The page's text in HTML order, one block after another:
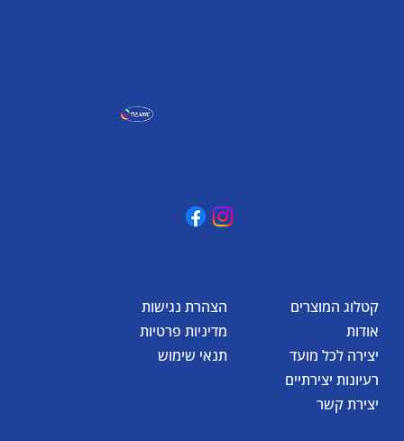
הצהרת נגישות
מדיניות פרטיות
תנאי שימוש
קטלוג המוצרים
אודות
יצירה לכל מועד
רעיונות יצירתיים
יצירת קשר